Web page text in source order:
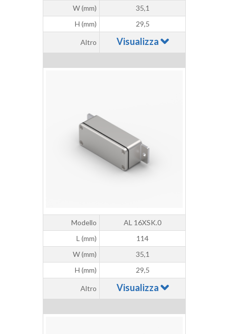
W (mm)
35,1
H (mm)
29,5
Altro Visualizza
Modello
AL 16XSK.0
L (mm)
114
W (mm)
35,1
H (mm)
29,5
Altro Visualizza